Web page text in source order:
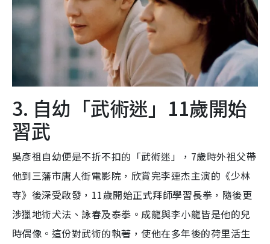
3. 自幼「武術迷」11歲開始
習武
吳彥祖自幼便是不折不扣的「武術迷」，7歲時外祖父帶
他到三藩市唐人街電影院，欣賞完李連杰主演的《少林
寺》後深受啟發，11歲開始正式拜師學習長拳，隨後更
涉獵地術犬法、詠春及泰拳。成龍與李小龍皆是他的兒
時偶像。這份對武術的執著，使他在多年後的荷里活生